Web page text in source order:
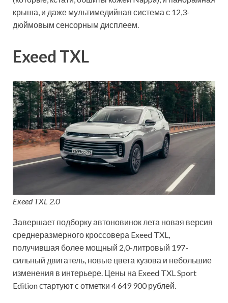
крыша, и даже мультимедийная система с 12,3-
дюймовым сенсорным дисплеем.
Exeed TXL
Exeed TXL 2.0
Завершает подборку автоновинок лета новая версия
среднеразмерного кроссовера Exeed TXL,
получившая более мощный 2,0-литровый 197-
сильный двигатель, новые цвета кузова и небольшие
изменения в интерьере. Цены на Exeed TXL Sport
Edition стартуют с отметки 4 649 900 рублей.